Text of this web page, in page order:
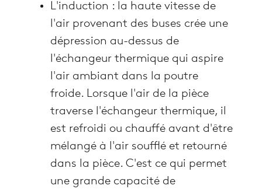
L'induction : la haute vitesse de
l'air provenant des buses crée une
dépression au-dessus de
l'échangeur thermique qui aspire
l'air ambiant dans la poutre
froide. Lorsque l'air de la pièce
traverse l'échangeur thermique, il
est refroidi ou chauffé avant d'être
mélangé à l'air soufflé et retourné
dans la pièce. C'est ce qui permet
une grande capacité de